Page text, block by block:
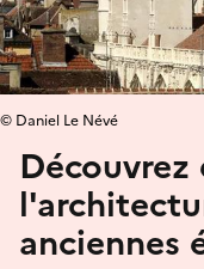
anciennes
© Daniel Le Névé